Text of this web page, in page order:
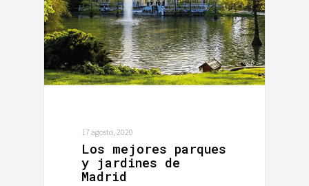
17 agosto, 2020
Los mejores parques
y jardines de
Madrid